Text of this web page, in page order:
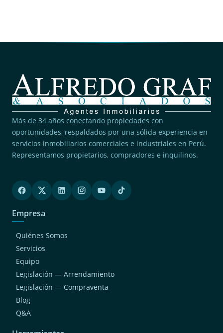
Más de 34 años conectando propiedades con
oportunidades, respaldados por una sólida experiencia en
servicios inmobiliarios comerciales e industriales en Perú.
Representamos propietarios, compradores e inquilinos.
Empresa
Quiénes Somos
Servicios
Equipo
Legislación — Arrendamiento
Legislación — Compraventa
Blog
Q&A